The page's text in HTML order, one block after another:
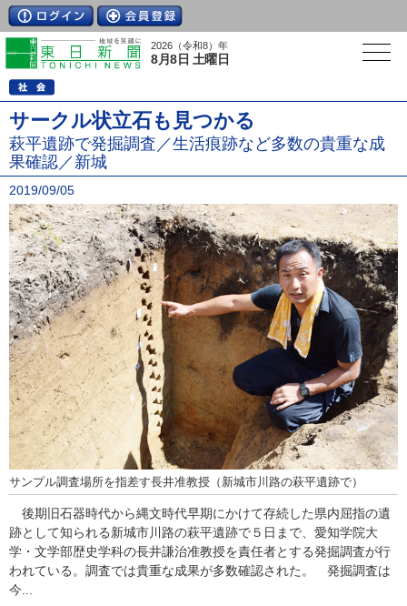
2026（令和8）年
8月8日 土曜日
サークル状立石も見つかる
萩平遺跡で発掘調査／生活痕跡など多数の貴重な成
果確認／新城
2019/09/05
サンプル調査場所を指差す長井准教授（新城市川路の萩平遺跡で）
後期旧石器時代から縄文時代早期にかけて存続した県内屈指の遺
跡として知られる新城市川路の萩平遺跡で５日まで、愛知学院大
学・文学部歴史学科の長井謙治准教授を責任者とする発掘調査が行
われている。調査では貴重な成果が多数確認された。 発掘調査は
今...